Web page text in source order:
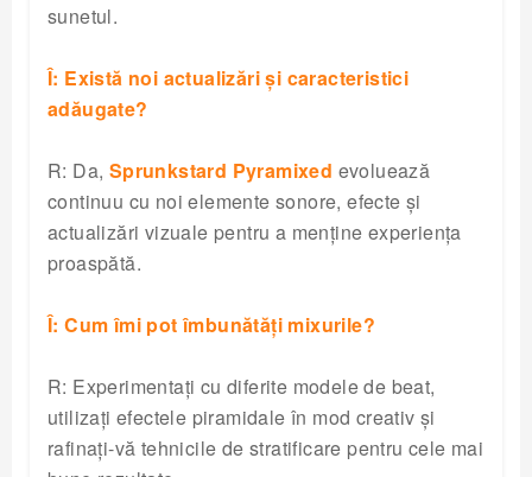
sunetul.
Î: Există noi actualizări și caracteristici
adăugate?
R: Da, Sprunkstard Pyramixed evoluează
continuu cu noi elemente sonore, efecte și
actualizări vizuale pentru a menține experiența
proaspătă.
Î: Cum îmi pot îmbunătăți mixurile?
R: Experimentați cu diferite modele de beat,
utilizați efectele piramidale în mod creativ și
rafinați-vă tehnicile de stratificare pentru cele mai